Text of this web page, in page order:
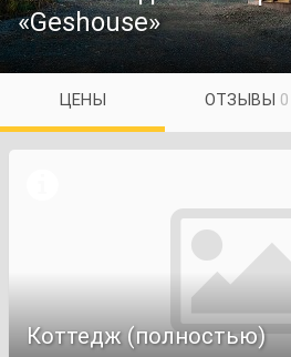
«Geshouse»
ЦЕНЫ ОТЗЫВЫ 0
Коттедж (полностью)